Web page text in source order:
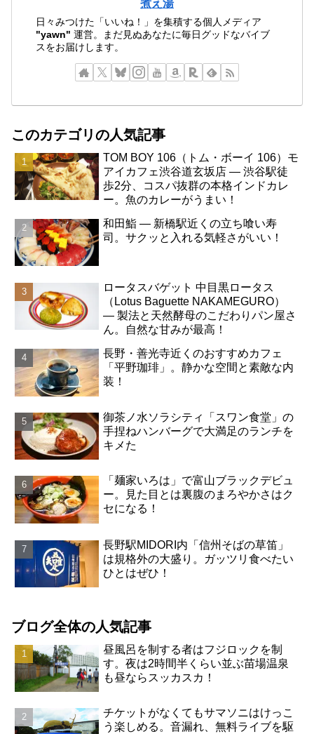
煮え湯
日々みつけた「いいね！」を集積する個人メディア
"yawn" 運営。まだ見ぬあなたに毎日グッドなバイブ
スをお届けします。
このカテゴリの人気記事
TOM BOY 106（トム・ボーイ 106）モ
アイカフェ渋谷道玄坂店 ― 渋谷駅徒
歩2分、コスパ抜群の本格インドカレ
ー。魚のカレーがうまい！
和田鮨 ― 新橋駅近くの立ち喰い寿
司。サクッと入れる気軽さがいい！
ロータスバゲット 中目黒ロータス
（Lotus Baguette NAKAMEGURO）
― 製法と天然酵母のこだわりパン屋さ
ん。自然な甘みが最高！
長野・善光寺近くのおすすめカフェ
「平野珈琲」。静かな空間と素敵な内
装！
御茶ノ水ソラシティ「スワン食堂」の
手捏ねハンバーグで大満足のランチを
キメた
「麺家いろは」で富山ブラックデビュ
ー。見た目とは裏腹のまろやかさはク
セになる！
長野駅MIDORI内「信州そばの草笛」
は規格外の大盛り。ガッツリ食べたい
ひとはぜひ！
ブログ全体の人気記事
昼風呂を制する者はフジロックを制
す。夜は2時間半くらい並ぶ苗場温泉
も昼ならスッカスカ！
チケットがなくてもサマソニはけっこ
う楽しめる。音漏れ、無料ライブを駆